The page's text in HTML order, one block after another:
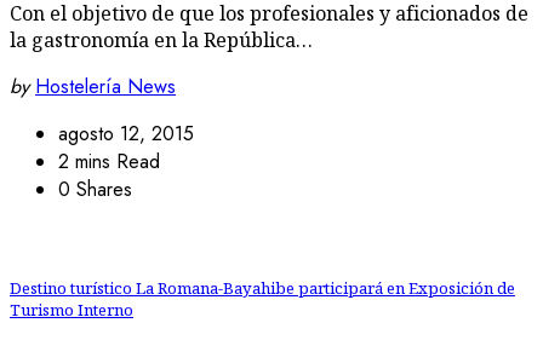
Con el objetivo de que los profesionales y aficionados de
la gastronomía en la República…
by Hostelería News
agosto 12, 2015
2 mins Read
0 Shares
Destino turístico La Romana-Bayahibe participará en Exposición de
Turismo Interno